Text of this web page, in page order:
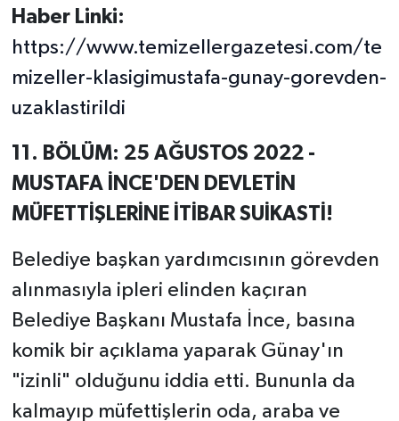
Haber Linki:
https://www.temizellergazetesi.com/te
mizeller-klasigimustafa-gunay-gorevden-
uzaklastirildi
11. BÖLÜM: 25 AĞUSTOS 2022 -
MUSTAFA İNCE'DEN DEVLETİN
MÜFETTİŞLERİNE İTİBAR SUİKASTİ!
Belediye başkan yardımcısının görevden
alınmasıyla ipleri elinden kaçıran
Belediye Başkanı Mustafa İnce, basına
komik bir açıklama yaparak Günay'ın
"izinli" olduğunu iddia etti. Bununla da
kalmayıp müfettişlerin oda, araba ve